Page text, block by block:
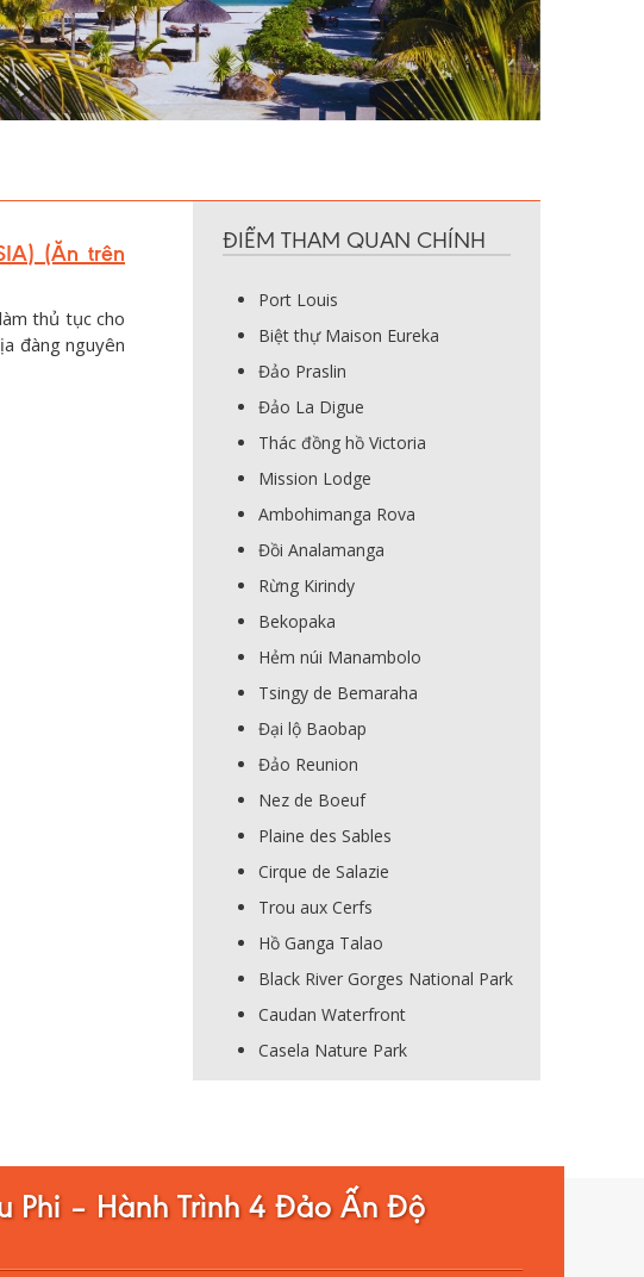
(Ăn trên
thủ tục cho
đàng nguyên
ĐIỂM THAM QUAN CHÍNH
Port Louis
Biệt thự Maison Eureka
Đảo Praslin
Đảo La Digue
Thác đồng hồ Victoria
Mission Lodge
Ambohimanga Rova
Đồi Analamanga
Rừng Kirindy
Bekopaka
Hẻm núi Manambolo
Tsingy de Bemaraha
Đại lộ Baobap
Đảo Reunion
Nez de Boeuf
Plaine des Sables
Cirque de Salazie
Trou aux Cerfs
Hồ Ganga Talao
Black River Gorges National Park
Caudan Waterfront
Casela Nature Park
Phi – Hành Trình 4 Đảo Ấn Độ